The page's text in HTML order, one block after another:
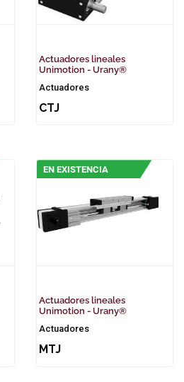
Actuadores lineales
Unimotion - Urany®
Actuadores
CTJ
EN EXISTENCIA
Actuadores lineales
Unimotion - Urany®
Actuadores
MTJ